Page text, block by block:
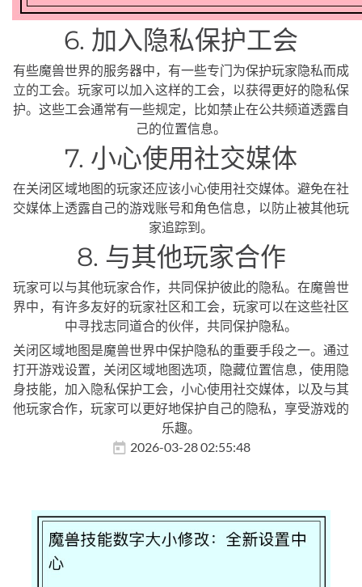
6. 加入隐私保护工会
有些魔兽世界的服务器中，有一些专门为保护玩家隐私而成
立的工会。玩家可以加入这样的工会，以获得更好的隐私保
护。这些工会通常有一些规定，比如禁止在公共频道透露自
己的位置信息。
7. 小心使用社交媒体
在关闭区域地图的玩家还应该小心使用社交媒体。避免在社
交媒体上透露自己的游戏账号和角色信息，以防止被其他玩
家追踪到。
8. 与其他玩家合作
玩家可以与其他玩家合作，共同保护彼此的隐私。在魔兽世
界中，有许多友好的玩家社区和工会，玩家可以在这些社区
中寻找志同道合的伙伴，共同保护隐私。
关闭区域地图是魔兽世界中保护隐私的重要手段之一。通过
打开游戏设置，关闭区域地图选项，隐藏位置信息，使用隐
身技能，加入隐私保护工会，小心使用社交媒体，以及与其
他玩家合作，玩家可以更好地保护自己的隐私，享受游戏的
乐趣。
2026-03-28 02:55:48